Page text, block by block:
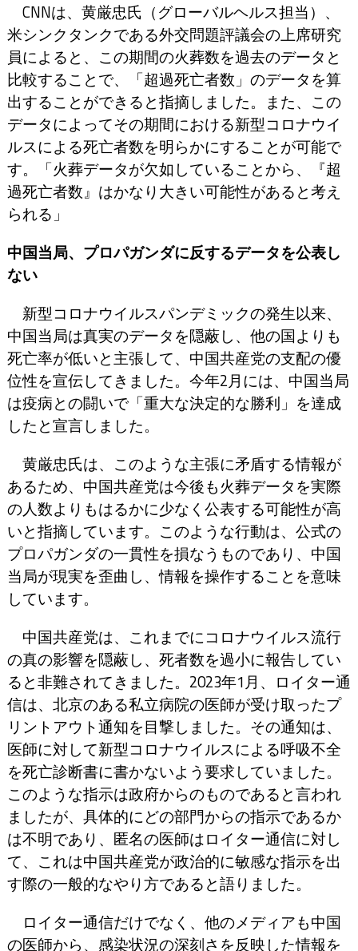
CNNは、黄厳忠氏（グローバルヘルス担当）、
米シンクタンクである外交問題評議会の上席研究
員によると、この期間の火葬数を過去のデータと
比較することで、「超過死亡者数」のデータを算
出することができると指摘しました。また、この
データによってその期間における新型コロナウイ
ルスによる死亡者数を明らかにすることが可能で
す。「火葬データが欠如していることから、『超
過死亡者数』はかなり大きい可能性があると考え
られる」
中国当局、プロパガンダに反するデータを公表し
ない
新型コロナウイルスパンデミックの発生以来、
中国当局は真実のデータを隠蔽し、他の国よりも
死亡率が低いと主張して、中国共産党の支配の優
位性を宣伝してきました。今年2月には、中国当局
は疫病との闘いで「重大な決定的な勝利」を達成
したと宣言しました。
黄厳忠氏は、このような主張に矛盾する情報が
あるため、中国共産党は今後も火葬データを実際
の人数よりもはるかに少なく公表する可能性が高
いと指摘しています。このような行動は、公式の
プロパガンダの一貫性を損なうものであり、中国
当局が現実を歪曲し、情報を操作することを意味
しています。
中国共産党は、これまでにコロナウイルス流行
の真の影響を隠蔽し、死者数を過小に報告してい
ると非難されてきました。2023年1月、ロイター通
信は、北京のある私立病院の医師が受け取ったプ
リントアウト通知を目撃しました。その通知は、
医師に対して新型コロナウイルスによる呼吸不全
を死亡診断書に書かないよう要求していました。
このような指示は政府からのものであると言われ
ましたが、具体的にどの部門からの指示であるか
は不明であり、匿名の医師はロイター通信に対し
て、これは中国共産党が政治的に敏感な指示を出
す際の一般的なやり方であると語りました。
ロイター通信だけでなく、他のメディアも中国
の医師から、感染状況の深刻さを反映した情報を